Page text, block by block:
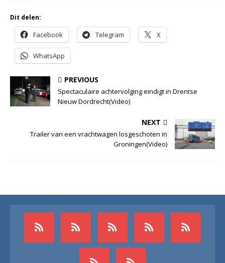
Dit delen:
Facebook Telegram X
WhatsApp
PREVIOUS
Spectaculaire achtervolging eindigt in Drentse
Nieuw Dordrecht(Video)
NEXT
Trailer van een vrachtwagen losgeschoten in
Groningen(Video)